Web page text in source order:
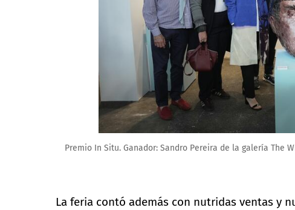
Premio In Situ. Ganador: Sandro Pereira de la galería The
La feria contó además con nutridas ventas y